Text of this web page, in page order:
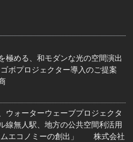
極める、和モダンな光の空間演出
ボプロジェクター導入のご提案
ウォーターウェーブプロジェクタ
無人駅、地方の公共空間利活用
ムエコノミーの創出」 株式会社